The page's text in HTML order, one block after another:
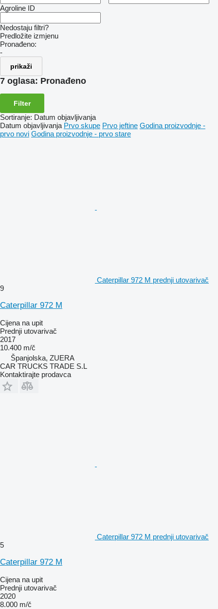
Agroline ID
Nedostaju filtri?
Predložite izmjenu
Pronađeno:
-
prikaži
7 oglasa: Pronađeno
Filter
Sortiranje: Datum objavljivanja
Datum objavljivanja Prvo skupe Prvo jeftine Godina proizvodnje -
prvo novi Godina proizvodnje - prvo stare
Caterpillar 972 M prednji utovarivač
9
Caterpillar 972 M
Cijena na upit
Prednji utovarivač
2017
10.400 m/č
Španjolska, ZUERA
CAR TRUCKS TRADE S.L
Kontaktirajte prodavca
Caterpillar 972 M prednji utovarivač
5
Caterpillar 972 M
Cijena na upit
Prednji utovarivač
2020
8.000 m/č